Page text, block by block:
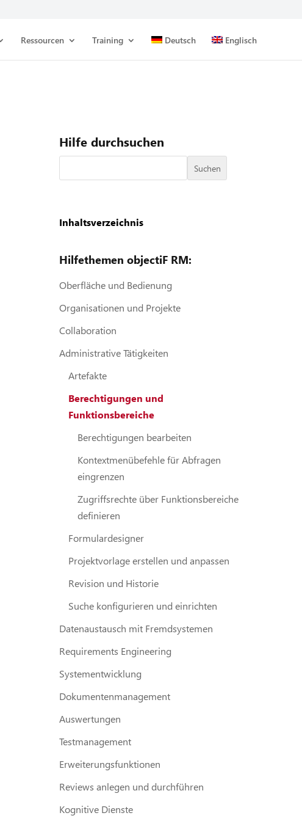
Ressourcen Training Deutsch Englisch
Hilfe durchsuchen
Suchen
Inhaltsverzeichnis
Hilfethemen objectiF RM:
Oberfläche und Bedienung
Organisationen und Projekte
Collaboration
Administrative Tätigkeiten
Artefakte
Berechtigungen und
Funktionsbereiche
Berechtigungen bearbeiten
Kontextmenübefehle für Abfragen
eingrenzen
Zugriffsrechte über Funktionsbereiche
definieren
Formulardesigner
Projektvorlage erstellen und anpassen
Revision und Historie
Suche konfigurieren und einrichten
Datenaustausch mit Fremdsystemen
Requirements Engineering
Systementwicklung
Dokumentenmanagement
Auswertungen
Testmanagement
Erweiterungsfunktionen
Reviews anlegen und durchführen
Kognitive Dienste